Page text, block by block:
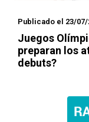
Publicado el 23/07/
Juegos
preparan los
debuts?